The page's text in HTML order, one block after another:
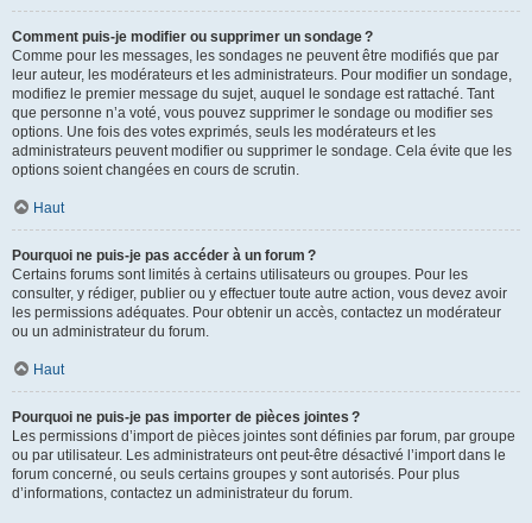
Comment puis-je modifier ou supprimer un sondage ?
Comme pour les messages, les sondages ne peuvent être modifiés que par
leur auteur, les modérateurs et les administrateurs. Pour modifier un sondage,
modifiez le premier message du sujet, auquel le sondage est rattaché. Tant
que personne n’a voté, vous pouvez supprimer le sondage ou modifier ses
options. Une fois des votes exprimés, seuls les modérateurs et les
administrateurs peuvent modifier ou supprimer le sondage. Cela évite que les
options soient changées en cours de scrutin.
Haut
Pourquoi ne puis-je pas accéder à un forum ?
Certains forums sont limités à certains utilisateurs ou groupes. Pour les
consulter, y rédiger, publier ou y effectuer toute autre action, vous devez avoir
les permissions adéquates. Pour obtenir un accès, contactez un modérateur
ou un administrateur du forum.
Haut
Pourquoi ne puis-je pas importer de pièces jointes ?
Les permissions d’import de pièces jointes sont définies par forum, par groupe
ou par utilisateur. Les administrateurs ont peut-être désactivé l’import dans le
forum concerné, ou seuls certains groupes y sont autorisés. Pour plus
d’informations, contactez un administrateur du forum.